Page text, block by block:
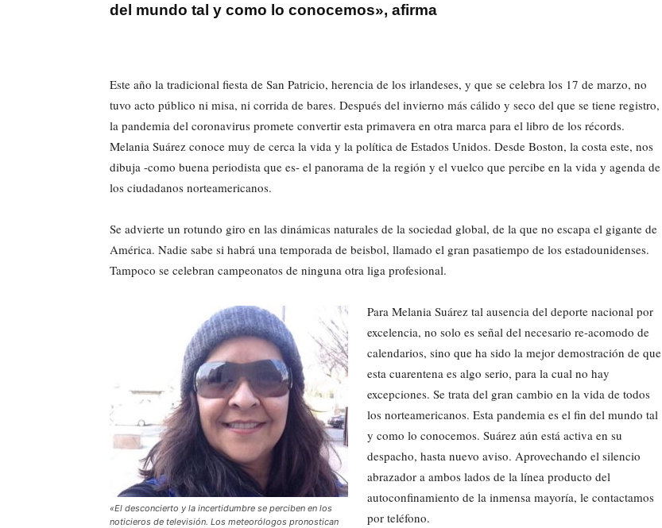
del mundo tal y como lo conocemos», afirma
Este año la tradicional fiesta de San Patricio, herencia de los irlandeses, y que se celebra los 17 de marzo, no
tuvo acto público ni misa, ni corrida de bares. Después del invierno más cálido y seco del que se tiene registro,
la pandemia del coronavirus promete convertir esta primavera en otra marca para el libro de los récords.
Melania Suárez conoce muy de cerca la vida y la política de Estados Unidos. Desde Boston, la costa este, nos
dibuja -como buena periodista que es- el panorama de la región y el vuelco que percibe en la vida y agenda de
los ciudadanos norteamericanos.
Se advierte un rotundo giro en las dinámicas naturales de la sociedad global, de la que no escapa el gigante de
América. Nadie sabe si habrá una temporada de beisbol, llamado el gran pasatiempo de los estadounidenses.
Tampoco se celebran campeonatos de ninguna otra liga profesional.
«El desconcierto y la incertidumbre se perciben en los
noticieros de televisión. Los meteorólogos pronostican
Para Melania Suárez tal ausencia del deporte nacional por
excelencia, no solo es señal del necesario re-acomodo de
calendarios, sino que ha sido la mejor demostración de que
esta cuarentena es algo serio, para la cual no hay
excepciones. Se trata del gran cambio en la vida de todos
los norteamericanos. Esta pandemia es el fin del mundo tal
y como lo conocemos. Suárez aún está activa en su
despacho, hasta nuevo aviso. Aprovechando el silencio
abrazador a ambos lados de la línea producto del
autoconfinamiento de la inmensa mayoría, le contactamos
por teléfono.